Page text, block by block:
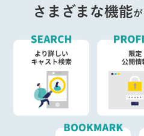
さまざまな機能